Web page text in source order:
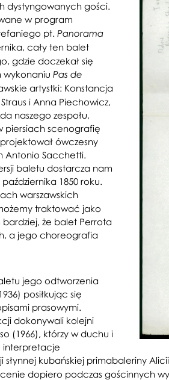
dystyngowanych gości.
w program
pt. Panorama
cały ten balet
gdzie doczekał się
wykonaniu Pas de
artystki: Konstancja
i Anna Piechowicz,
naszego zespołu,
piersiach scenografię
ówczesny
Antonio Sacchetti.
baletu dostarcza nam
1850 roku.
warszawskich
traktować jako
że balet Perrota
a jego choreografia
jego odtworzenia
posiłkując się
prasowymi.
dokonywali kolejni
(1966), którzy w duchu i
interpretacje
kubańskiej primabaleriny
dopiero podczas gościnnych